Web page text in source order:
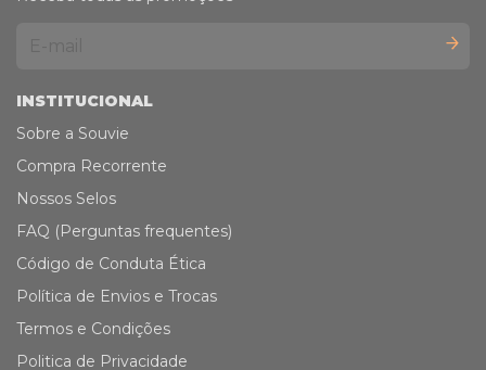
INSTITUCIONAL
Sobre a Souvie
Compra Recorrente
Nossos Selos
FAQ (Perguntas frequentes)
Código de Conduta Ética
Política de Envios e Trocas
Termos e Condições
Politica de Privacidade